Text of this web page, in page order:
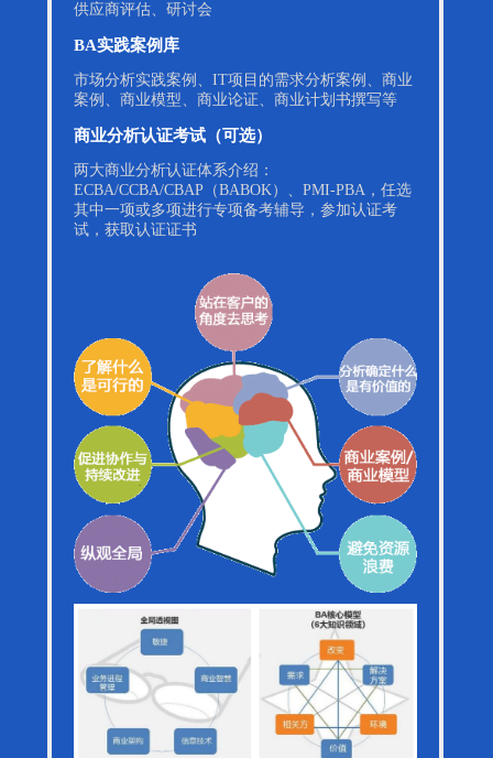
供应商评估、研讨会
BA实践案例库
市场分析实践案例、IT项目的需求分析案例、商业
案例、商业模型、商业论证、商业计划书撰写等
商业分析认证考试（可选）
两大商业分析认证体系介绍：
ECBA/CCBA/CBAP（BABOK）、PMI-PBA，任选
其中一项或多项进行专项备考辅导，参加认证考
试，获取认证证书